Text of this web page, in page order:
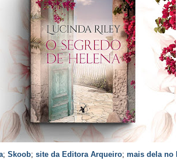
; Skoob; site da Editora Arqueiro; mais dela no